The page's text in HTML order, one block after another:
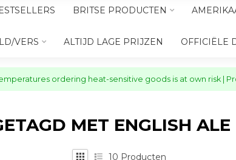
BRITSE PRODUCTEN
VERS ALTIJD LAGE PRIJZEN OFFICIËLE
ordering heat-sensitive goods is at own risk |
MET ENGLISH ALE
10 Producten